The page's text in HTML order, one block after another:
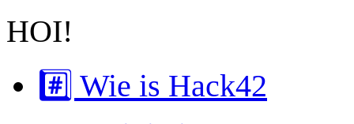
HOI!
#️⃣ Wie is Hack42